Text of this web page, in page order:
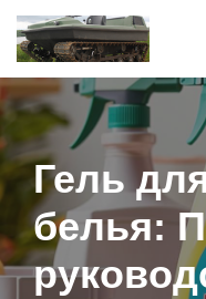
Перейти
к
содержимому
Гель
белья: